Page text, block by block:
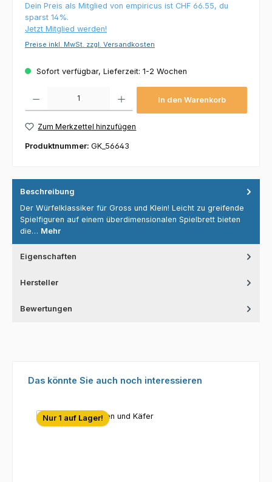
Dein Preis als Mitglied von empiricus ist CHF 66.55, du
sparst 14%.
Jetzt Mitglied werden!
Preise inkl. MwSt. zzgl. Versandkosten
Sofort verfügbar, Lieferzeit: 1-2 Wochen
In den Warenkorb
Zum Merkzettel hinzufügen
Produktnummer: GK_56643
Beschreibung
Der Würfelklassiker für Gross und Klein! Leicht zu greifende
Spielfiguren auf einem überdimensionalen Spielbrett bieten
die… Mehr
Eigenschaften
Hersteller
Bewertungen
Produktgalerie überspringen
Das könnte Sie auch noch interessieren
Nur 1 auf Lager!